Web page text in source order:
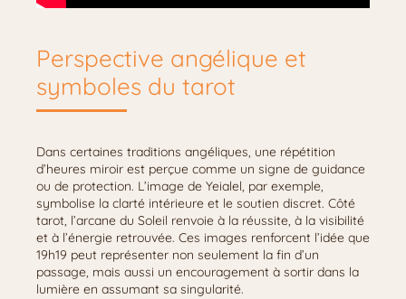
Perspective angélique et
symboles du tarot
Dans certaines traditions angéliques, une répétition
d’heures miroir est perçue comme un signe de guidance
ou de protection. L’image de Yeialel, par exemple,
symbolise la clarté intérieure et le soutien discret. Côté
tarot, l’arcane du Soleil renvoie à la réussite, à la visibilité
et à l’énergie retrouvée. Ces images renforcent l’idée que
19h19 peut représenter non seulement la fin d’un
passage, mais aussi un encouragement à sortir dans la
lumière en assumant sa singularité.